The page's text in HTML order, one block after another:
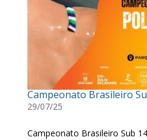
Campeonato Brasileiro
29/07/25
Campeonato Brasileiro Sub